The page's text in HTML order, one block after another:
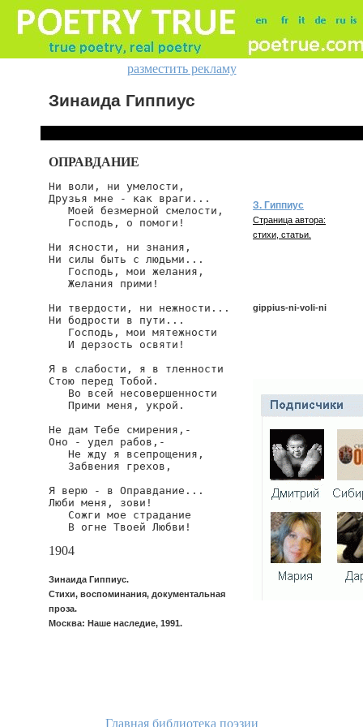
разместить рекламу
Зинаида Гиппиус
ОПРАВДАНИЕ
Ни воли, ни умелости,
Друзья мне - как враги...
   Моей безмерной смелости,
   Господь, о помоги!
Ни ясности, ни знания,
Ни силы быть с людьми...
   Господь, мои желания,
   Желания прими!
Ни твердости, ни нежности...
Ни бодрости в пути...
   Господь, мои мятежности
   И дерзость освяти!
Я в слабости, я в тленности
Стою перед Тобой.
   Во всей несовершенности
   Прими меня, укрой.
Не дам Тебе смирения,-
Оно - удел рабов,-
   Не жду я всепрощения,
   Забвения грехов,
Я верю - в Оправдание...
Люби меня, зови!
   Сожги мое страдание
   В огне Твоей Любви!
1904
Зинаида Гиппиус.
Стихи, воспоминания, документальная
проза.
Москва: Наше наследие, 1991.
З. Гиппиус
Страница автора:
стихи, статьи.
gippius-ni-voli-ni
Главная библиотека поэзии